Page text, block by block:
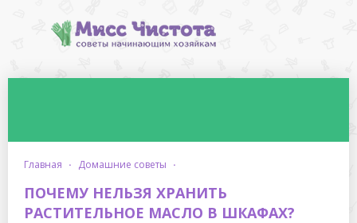
главная · домашние советы ·
ПОЧЕМУ НЕЛЬЗЯ ХРАНИТЬ
РАСТИТЕЛЬНОЕ МАСЛО В ШКАФАХ?